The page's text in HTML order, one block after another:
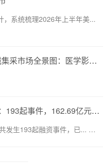
，系统梳理2026年上半年美...
2026年（1-6月）中国医疗器械集采市场全景图：医学影像仍为集采主要目标，部分产品线增速显著
2026上半年医疗器械融资盘点：193起事件，162.69亿元流向何处？
发生193起融资事件，已... …